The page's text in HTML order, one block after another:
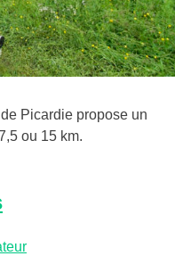
Picardie propose un
ou 15 km.